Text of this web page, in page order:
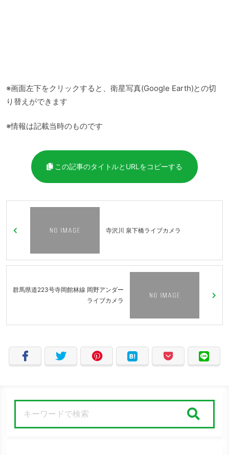
※画面左下をクリックすると、衛星写真(Google Earth)との切
り替えができます
※情報は記載当時のものです
この記事のタイトルとURLをコピーする
寺沢川 泉下橋ライブカメラ
群馬県道223号寺岡館林線 岡野アンダー
ライブカメラ